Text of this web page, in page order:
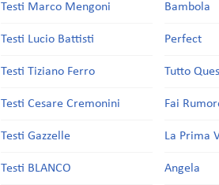
Testi Marco Mengoni
Testi Lucio Battisti
Testi Tiziano Ferro
Testi Cesare Cremonini
Testi Gazzelle
Testi BLANCO
Bambola
Perfect
Tutto
Fai
La Prima
Angela